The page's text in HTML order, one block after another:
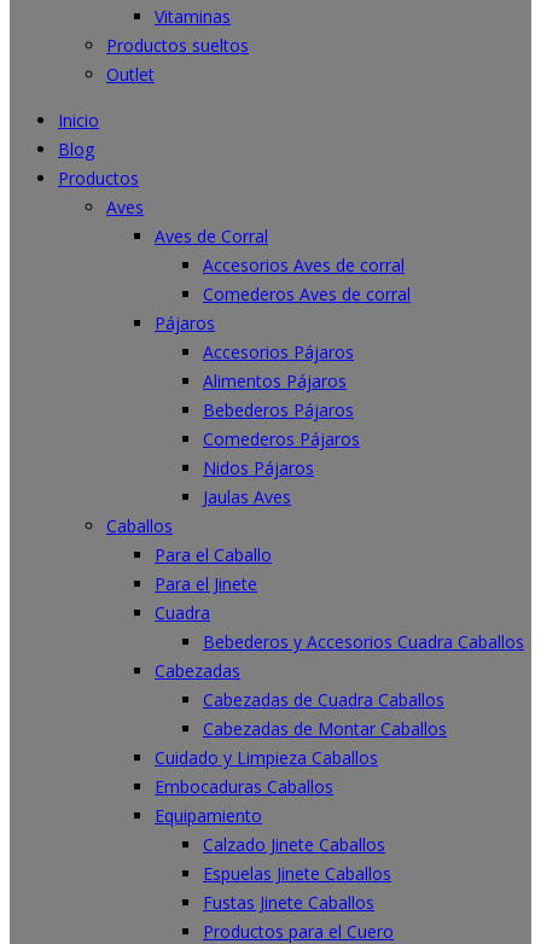
Vitaminas
Productos sueltos
Outlet
Inicio
Blog
Productos
Aves
Aves de Corral
Accesorios Aves de corral
Comederos Aves de corral
Pájaros
Accesorios Pájaros
Alimentos Pájaros
Bebederos Pájaros
Comederos Pájaros
Nidos Pájaros
Jaulas Aves
Caballos
Para el Caballo
Para el Jinete
Cuadra
Bebederos y Accesorios Cuadra Caballos
Cabezadas
Cabezadas de Cuadra Caballos
Cabezadas de Montar Caballos
Cuidado y Limpieza Caballos
Embocaduras Caballos
Equipamiento
Calzado Jinete Caballos
Espuelas Jinete Caballos
Fustas Jinete Caballos
Productos para el Cuero